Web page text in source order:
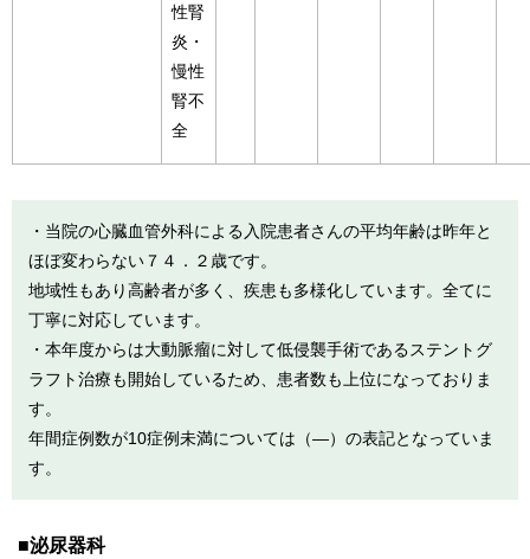
性腎
炎・
慢性
腎不
全
・当院の心臓血管外科による入院患者さんの平均年齢は昨年と
ほぼ変わらない７４．２歳です。
地域性もあり高齢者が多く、疾患も多様化しています。全てに
丁寧に対応しています。
・本年度からは大動脈瘤に対して低侵襲手術であるステントグ
ラフト治療も開始しているため、患者数も上位になっておりま
す。
年間症例数が10症例未満については（―）の表記となっていま
す。
泌尿器科